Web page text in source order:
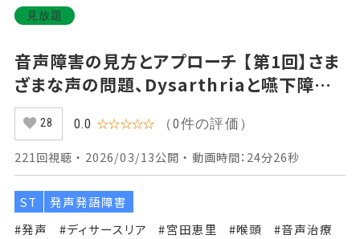
見放題
音声障害の見方とアプローチ 【第1回】さま
ざまな声の問題、Dysarthriaと嚥下障害
との関係 Part①声の問題についてⅠ
28 0.0 ☆☆☆☆☆ （0件の評価）
221回視聴 ・ 2026/03/13公開 ・ 動画時間：24分26秒
ST
発声発語障害
#発声
#ディサースリア #宮田恵里 #喉頭
#音声治療